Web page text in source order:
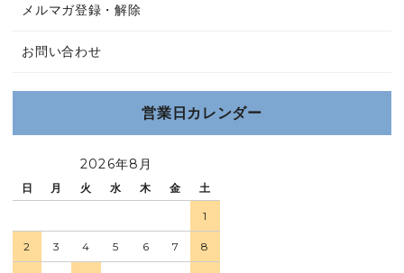
メルマガ登録・解除
お問い合わせ
営業日カレンダー
2026年8月
日 月 火 水 木 金 土
1
2 3 4 5 6 7 8